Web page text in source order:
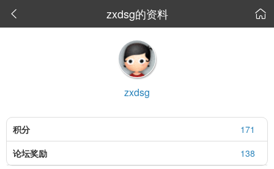
 zxdsg的资料 
zxdsg
171
积分
138
论坛奖励